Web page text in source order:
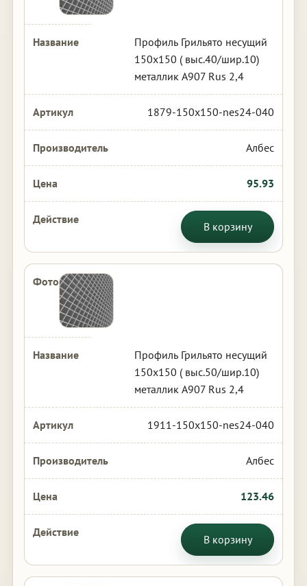
Профиль Грильято несущий
150х150 ( выс.40/шир.10)
металлик А907 Rus 2,4
1879-150x150-nes24-040
Албес
95.93
В корзину
Профиль Грильято несущий
150х150 ( выс.50/шир.10)
металлик А907 Rus 2,4
1911-150x150-nes24-040
Албес
123.46
В корзину